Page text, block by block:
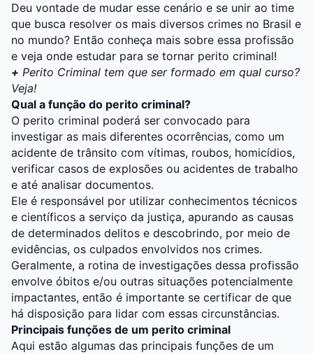
Deu vontade de mudar esse cenário e se unir ao time
que busca resolver os mais diversos crimes no Brasil e
no mundo? Então conheça mais sobre essa profissão
e veja onde estudar para se tornar perito criminal!
+ Perito Criminal tem que ser formado em qual curso?
Veja!
Qual a função do perito criminal?
O perito criminal poderá ser convocado para
investigar as mais diferentes ocorrências, como um
acidente de trânsito com vítimas, roubos, homicídios,
verificar casos de explosões ou acidentes de trabalho
e até analisar documentos.
Ele é responsável por utilizar conhecimentos técnicos
e científicos a serviço da justiça, apurando as causas
de determinados delitos e descobrindo, por meio de
evidências, os culpados envolvidos nos crimes.
Geralmente, a rotina de investigações dessa profissão
envolve óbitos e/ou outras situações potencialmente
impactantes, então é importante se certificar de que
há disposição para lidar com essas circunstâncias.
Principais funções de um perito criminal
Aqui estão algumas das principais funções de um